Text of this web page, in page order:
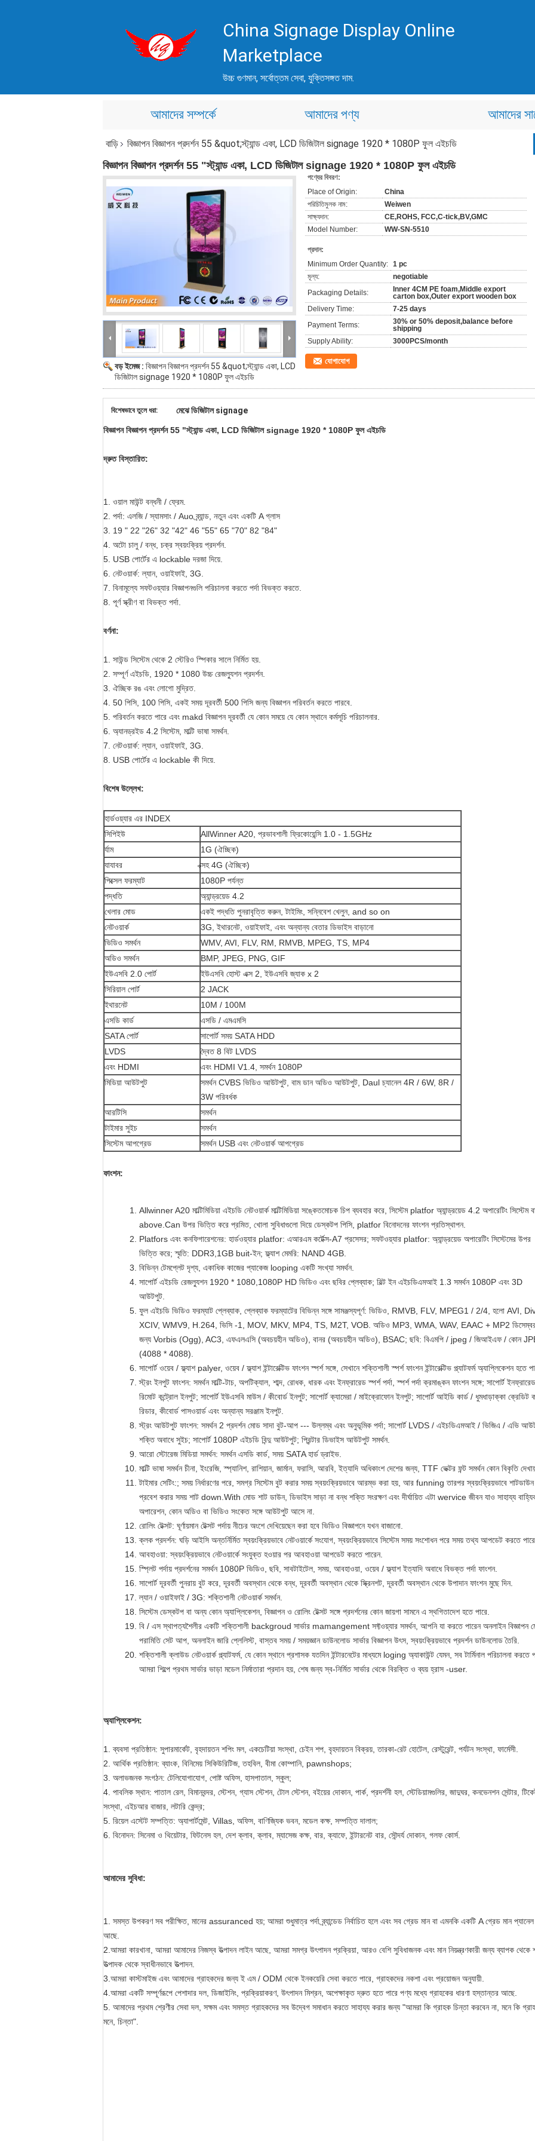
China Signage Display Online
Marketplace
উচ্চ গুণমান, সর্বোত্তম সেবা, যুক্তিসঙ্গত দাম.
আমাদের সম্পর্কে আমাদের পণ্য আমাদের
বাড়ি বিজ্ঞাপন বিজ্ঞাপন প্রদর্শন 55 &quot;স্ট্যান্ড একা, LCD ডিজিটাল signage 1920 * 1080P ফুল এইচডি
বিজ্ঞাপন বিজ্ঞাপন প্রদর্শন 55 "স্ট্যান্ড একা, LCD ডিজিটাল signage 1920 * 1080P ফুল এইচডি
বড় ইমেজ : বিজ্ঞাপন বিজ্ঞাপন প্রদর্শন 55 &quot;স্ট্যান্ড একা, LCD
ডিজিটাল signage 1920 * 1080P ফুল এইচডি
পণ্যের বিবরণ:
Place of Origin:
China
পরিচিতিমুলক নাম:
Weiwen
সাক্ষ্যদান:
CE,ROHS, FCC,C-tick,BV,GMC
Model Number:
WW-SN-5510
প্রদান:
Minimum Order Quantity: 1 pc
মূল্য:
negotiable
Packaging Details:
Inner 4CM PE foam,Middle export
carton box,Outer export wooden box
Delivery Time:
7-25 days
Payment Terms:
30% or 50% deposit,balance before
shipping
Supply Ability:
3000PCS/month
যোগাযোগ
বিশেষভাবে তুলে ধরা: মেঝে ডিজিটাল signage
বিজ্ঞাপন বিজ্ঞাপন প্রদর্শন 55 "স্ট্যান্ড একা, LCD ডিজিটাল signage 1920 * 1080P ফুল এইচডি
দ্রুত বিস্তারিত:
1. ওয়াল মাউন্ট বন্ধনী / ফ্রেম.
2. পর্দা: এলজি / স্যামসাং / Auo ব্র্যান্ড, নতুন এবং একটি A গ্লাস
3. 19 " 22 "26" 32 "42" 46 "55" 65 "70" 82 "84"
4. অটো চালু / বন্ধ, চক্র স্বয়ংক্রিয় প্রদর্শন.
5. USB পোর্টের এ lockable দরজা দিয়ে.
6. নেটওয়ার্ক: ল্যান, ওয়াইফাই, 3G.
7. বিনামূল্যে সফটওয়্যার বিজ্ঞাপনগুলি পরিচালনা করতে পর্দা বিভক্ত করতে.
8. পূর্ণ স্ক্রীণ বা বিভক্ত পর্দা.
বর্ণনা:
1. সাউন্ড সিস্টেম থেকে 2 স্টেরিও স্পিকার সালে নির্মিত হয়.
2. সম্পূর্ণ এইচডি, 1920 * 1080 উচ্চ রেজল্যুশন প্রদর্শন.
3. ঐচ্ছিক রঙ এবং লোগো মুদ্রিত.
4. 50 পিসি, 100 পিসি, একই সময় দূরবর্তী 500 পিসি জন্য বিজ্ঞাপন পরিবর্তন করতে পারবে.
5. পরিবর্তন করতে পারে এবং makd বিজ্ঞাপন দূরবর্তী যে কোন সময়ে যে কোন স্থানে কর্মসূচি পরিচালনার.
6. অ্যানড্রইড 4.2 সিস্টেম, মাল্টি ভাষা সমর্থন.
7. নেটওয়ার্ক: ল্যান, ওয়াইফাই, 3G.
8. USB পোর্টের এ lockable কী দিয়ে.
বিশেষ উল্লেখ:
হার্ডওয়্যার এর INDEX
সিপিইউ
AllWinner A20, প্রভাবশালী ফ্রিকোয়েন্সি 1.0 - 1.5GHz
র্যাম
1G (ঐচ্ছিক)
যাযাবর
ক্সহ 4G (ঐচ্ছিক)
পিক্সেল ফরম্যাট
1080P পর্যন্ত
পদ্ধতি
অ্যান্ড্রয়েড 4.2
খেলার মোড
একই পদ্ধতি পুনরাবৃত্তি করুন, টাইমিং, সন্নিবেশ খেলুন, and so on
নেটওয়ার্ক
3G, ইথারনেট, ওয়াইফাই, এবং অন্যান্য বেতার ডিভাইস বাড়ানো
ভিডিও সমর্থন
WMV, AVI, FLV, RM, RMVB, MPEG, TS, MP4
অডিও সমর্থন
BMP, JPEG, PNG, GIF
ইউএসবি 2.0 পোর্ট
ইউএসবি হোস্ট এক্স 2, ইউএসবি জ্যাক x 2
সিরিয়াল পোর্ট
2 JACK
ইথারনেট
10M / 100M
এসডি কার্ড
এসডি / এমএমসি
SATA পোর্ট
সাপোর্ট সময় SATA HDD
LVDS
দ্বৈত 8 বিট LVDS
এবং HDMI
এবং HDMI V1.4, সমর্থন 1080P
মিডিয়া আউটপুট
সমর্থন CVBS ভিডিও আউটপুট, বাম ডান অডিও আউটপুট, Daul চ্যানেল 4R / 6W, 8R /
3W পরিবর্ধক
আরটিসি
সমর্থন
টাইমার সুইচ
সমর্থন
সিস্টেম আপগ্রেড
সমর্থন USB এবং নেটওয়ার্ক আপগ্রেড
ফাংশন:
Allwinner A20 মাল্টিমিডিয়া এইচডি নেটওয়ার্ক মাল্টিমিডিয়া সঙ্কেতমোচক চিপ ব্যবহার করে, সিস্টেম platfor অ্যান্ড্রয়েড 4.2 অপারেটিং সিস্টেম
above.Can উপর ভিত্তি করে প্রমিত, খোলা সুবিধাগুলো দিয়ে ডেস্কটপ পিসি, platfor বিনোদনের ফাংশন প্রতিস্থাপন.
Platfors এবং কনফিগারেশনের: হার্ডওয়্যার platfor: এআরএম কর্টেক্স-A7 প্রসেসর; সফটওয়্যার platfor: অ্যান্ড্রয়েড অপারেটিং সিস্টেমের উপর
ভিত্তি করে; স্মৃতি: DDR3,1GB buit-ইন; ফ্ল্যাশ মেমরি: NAND 4GB.
বিভিন্ন টেমপ্লেট দৃশ্য, একাধিক কাজের প্যাকেজ looping একটি সংখ্যা সমর্থন.
সাপোর্ট এইচডি রেজল্যুশন 1920 * 1080,1080P HD ভিডিও এবং ছবির প্লেব্যাক; বিল্ট ইন এইচডিএমআই 1.3 সমর্থন 1080P এবং 3D
আউটপুট.
ফুল এইচডি ভিডিও ফরম্যাট প্লেব্যাক, প্লেব্যাক ফরম্যাটের বিভিন্ন সঙ্গে সামঞ্জস্যপূর্ণ: ভিডিও, RMVB, FLV, MPEG1 / 2/4, হলো AVI,
XCIV, WMV9, H.264, ভিসি -1, MOV, MKV, MP4, TS, M2T, VOB. অডিও MP3, WMA, WAV, EAAC + MP2
জন্য Vorbis (Ogg), AC3, এফএলএসি (অবচয়হীন অডিও), বানর (অবচয়হীন অডিও), BSAC; ছবি: বিএমপি / jpeg / জিআইএফ / কোন
(4088 * 4088).
সাপোর্ট ওয়েব / ফ্ল্যাশ palyer, ওয়েব / ফ্ল্যাশ ইন্টারেক্টিভ ফাংশন স্পর্শ সঙ্গে, সেখানে শক্তিশালী স্পর্শ ফাংশন ইন্টারেক্টিভ প্ল্যাটফর্ম অ্যাপ্লিকেশন হতে
স্ট্রং ইনপুট ফাংশন: সমর্থন মাল্টি-টাচ, অপটিক্যাল, শাব্দ, রোধক, ধারক এবং ইনফ্রারেড স্পর্শ পর্দা, স্পর্শ পর্দা ক্রমাঙ্কন ফাংশন সঙ্গে; সাপোর্ট ইনফ্রারেড
রিমোট কন্ট্রোল ইনপুট; সাপোর্ট ইউএসবি মাউস / কীবোর্ড ইনপুট; সাপোর্ট ক্যামেরা / মাইক্রোফোন ইনপুট; সাপোর্ট আইডি কার্ড / ধুমধাড়াক্কা ক্রেডিট
রিডার, কীবোর্ড পাসওয়ার্ড এবং অন্যান্য সরঞ্জাম ইনপুট.
স্ট্রং আউটপুট ফাংশন: সমর্থন 2 প্রদর্শন মোড সাদা বুট-আপ --- উল্লম্ব এবং অনুভূমিক পর্দা; সাপোর্ট LVDS / এইচডিএমআই / ভিজিএ / এভি
শক্তি অবাধে সুইচ; সাপোর্ট 1080P এইচডি বিন্দু আউটপুট; প্রিন্টার ডিভাইস আউটপুট সমর্থন.
আরো স্টোরেজ মিডিয়া সমর্থন: সমর্থন এসডি কার্ড, সময় SATA হার্ড ড্রাইভ.
মাল্টি ভাষা সমর্থন চীনা, ইংরেজি, স্প্যানিশ, রাশিয়ান, জার্মান, ফরাসি, আরবি, ইত্যাদি অধিকাংশ দেশের জন্য, TTF ভেক্টর ফন্ট সমর্থন কোন বিকৃতি
টাইমার সেটিং:; সময় নির্ধারণের পরে, সমগ্র সিস্টেম বুট করার সময় স্বয়ংক্রিয়ভাবে আরম্ভ করা হয়, আর funning তারপর স্বয়ংক্রিয়ভাবে শাটডাউন
প্রবেশ করার সময় শাট down.With মোড শাট ডাউন, ডিভাইস সাড়া না বন্ধ শক্তি সংরক্ষণ এবং দীর্ঘায়িত এটা wervice জীবন যাও সাহায্য
অপারেশন, কোন অডিও বা ভিডিও সংকেত সঙ্গে আউটপুট আসে না.
রোলিং টেক্সট: ঘূর্ণায়মান টেক্সট পর্দায় নীচের অংশে দেখিয়েছেন করা হবে ভিডিও বিজ্ঞাপনে যখন বাজানো.
ক্লক প্রদর্শন: ঘড়ি আইসি অন্তর্নির্মিত স্বয়ংক্রিয়ভাবে নেটওয়ার্কে সংযোগ, স্বয়ংক্রিয়ভাবে সিস্টেম সময় সংশোধন পরে সময় তথ্য আপডেট করতে
আবহাওয়া: স্বয়ংক্রিয়ভাবে নেটওয়ার্কে সংযুক্ত হওয়ার পর আবহাওয়া আপডেট করতে পারেন.
স্প্লিট পর্দায় প্রদর্শনের সমর্থন 1080P ভিডিও, ছবি, সাবটাইটেল, সময়, আবহাওয়া, ওয়েব / ফ্ল্যাশ ইত্যাদি অবাধে বিভক্ত পর্দা ফাংশন.
সাপোর্ট দূরবর্তী পুনরায় বুট করে, দূরবর্তী অবস্থান থেকে বন্ধ, দূরবর্তী অবস্থান থেকে স্ক্রিনশট, দূরবর্তী অবস্থান থেকে উপাদান ফাংশন মুছে দিন.
ল্যান / ওয়াইফাই / 3G: শক্তিশালী নেটওয়ার্ক সমর্থন.
সিস্টেম ডেস্কটপ বা অন্য কোন অ্যাপ্লিকেশন, বিজ্ঞাপন ও রোলিং টেক্সট সঙ্গে প্রদর্শনের কোন জায়গা সামনে এ স্থগিতাদেশ হতে পারে.
বি / এস স্থাপত্যশৈলীর একটি শক্তিশালী backgroud সার্ভার mamangement সফ্টওয়্যার সমর্থন, আপনি যা করতে পারেন অনলাইন বিজ্ঞাপন
পরামিতি সেট আপ, অনলাইন জারি প্লেলিস্ট, বাস্তব সময় / সময়জ্ঞান ডাউনলোড সার্ভার বিজ্ঞাপন উৎস, স্বয়ংক্রিয়ভাবে প্রদর্শন ডাউনলোড তৈরি.
শক্তিশালী ক্লাউড নেটওয়ার্ক প্ল্যাটফর্ম, যে কোন স্থানে প্রশাসক যতদিন ইন্টারনেটের মাধ্যমে loging অ্যাকাউন্ট যেমন, সব টার্মিনাল পরিচালনা করতে
আমরা শিল্পে প্রথম সার্ভার ভাড়া মডেল নির্মাতারা প্রদান হয়, শেষ জন্য স্ব-নির্মিত সার্ভার থেকে বিরক্তি ও ব্যয় হ্রাস -user.
অ্যাপ্লিকেশন:
1. ব্যবসা প্রতিষ্ঠান: সুপারমার্কেট, বৃহদায়তন শপিং মল, একচেটিয়া সংস্থা, চেইন শপ, বৃহদায়তন বিক্রয়, তারকা-রেট হোটেল, রেস্টুরেন্ট, পর্যটন সংস্থা, ফার্মেসী.
2. আর্থিক প্রতিষ্ঠান: ব্যাংক, বিনিমেয় সিকিউরিটিজ, তহবিল, বীমা কোম্পানি, pawnshops;
3. অলাভজনক সংগঠন: টেলিযোগাযোগ, পোষ্ট অফিস, হাসপাতাল, স্কুল;
4. পাবলিক স্থান: পাতাল রেল, বিমানবন্দর, স্টেশন, গ্যাস স্টেশন, টোল স্টেশন, বইয়ের দোকান, পার্ক, প্রদর্শনী হল, স্টেডিয়ামগুলির, জাদুঘর, কনভেনশন সেন্টার,
সংস্থা, এইচআর বাজার, লটারি কেন্দ্র;
5. রিয়েল এস্টেট সম্পত্তি: অ্যাপার্টমেন্ট, Villas, অফিস, বাণিজ্যিক ভবন, মডেল কক্ষ, সম্পত্তি দালাল;
6. বিনোদন: সিনেমা ও থিয়েটার, ফিটনেস হল, দেশ ক্লাব, ক্লাব, ম্যাসেজ কক্ষ, বার, ক্যাফে, ইন্টারনেট বার, সৌন্দর্য দোকান, গলফ কোর্স.
আমাদের সুবিধা:
1. সমস্ত উপকরণ সব পরীক্ষিত, মানের assuranced হয়; আমরা শুধুমাত্র পর্দা ব্র্যান্ডেড নির্বাচিত হলে এবং সব গ্রেড মান বা এমনকি একটি A গ্রেড মান প্যানেল
আছে.
2.আমরা কারখানা, আমরা আমাদের নিজস্ব উত্পাদন লাইন আছে, আমরা সমগ্র উৎপাদন প্রক্রিয়া, আরও বেশি সুবিধাজনক এবং মান নিয়ন্ত্রণকারী জন্য ব্যাপক থেকে
উত্পাদক থেকে স্বাধীনভাবে উত্পাদন.
3.আমরা কাস্টমাইজ এবং আমাদের গ্রাহকদের জন্য ই এম / ODM থেকে ইনকয়েরি সেবা করতে পারে, গ্রাহকদের নকশা এবং প্রয়োজন অনুযায়ী.
4.আমরা একটি সম্পূর্ণরূপে পেশাদার দল, ডিজাইনিং, প্রক্রিয়াকরণ, উৎপাদন মিশ্রন, অপেক্ষাকৃত দ্রুত হতে পারে পণ্য মধ্যে গ্রাহকের ধারণা হস্তান্তর আছে.
5. আমাদের প্রথম শ্রেণীর সেবা দল, সক্ষম এবং সমস্ত গ্রাহকদের সব উদ্বেগ সমাধান করতে সাহায্য করার জন্য "আমরা কি গ্রাহক চিন্তা করবেন না, মনে কি
মনে, চিন্তা".